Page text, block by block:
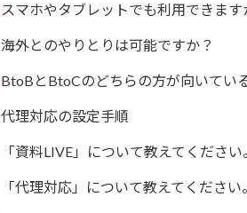
スマホやタブレットでも利用できます
海外とのやりとりは可能ですか？
BtoBとBtoCのどちらの方が向いてい
代理対応の設定手順
「資料LIVE」について教えてください。
「代理対応」について教えてください。